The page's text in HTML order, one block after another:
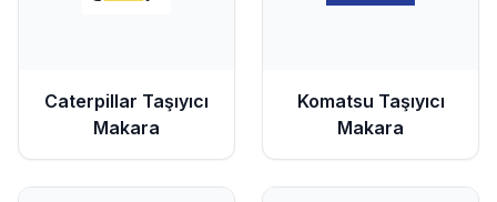
Caterpillar Taşıyıcı
Makara
Komatsu Taşıyıcı
Makara